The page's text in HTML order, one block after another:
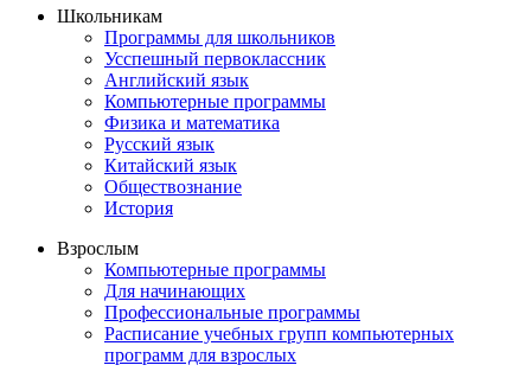
Школьникам
Программы для школьников
Усспешный первоклассник
Английский язык
Компьютерные программы
Физика и математика
Русский язык
Китайский язык
Обществознание
История
Взрослым
Компьютерные программы
Для начинающих
Профессиональные программы
Расписание учебных групп компьютерных
программ для взрослых